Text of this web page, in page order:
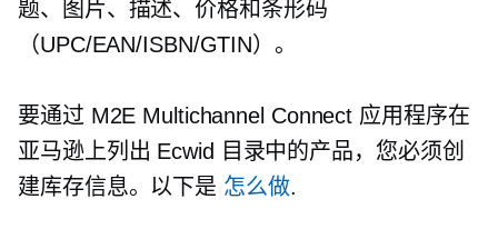
题、图片、描述、价格和条形码
（UPC/EAN/ISBN/GTIN）。
要通过 M2E Multichannel Connect 应用程序在
亚马逊上列出 Ecwid 目录中的产品，您必须创
建库存信息。以下是 怎么做.